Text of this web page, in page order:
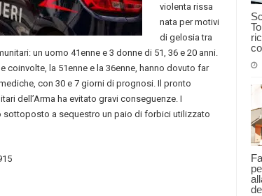
violenta rissa
nata per motivi
di gelosia tra
un uomo 41enne e 3 donne di 51, 36 e 20 anni.
coinvolte, la 51enne e la 36enne, hanno dovuto far
con 30 e 7 giorni di prognosi. Il pronto
dell’Arma ha evitato gravi conseguenze. I
sottoposto a sequestro un paio di forbici utilizzato